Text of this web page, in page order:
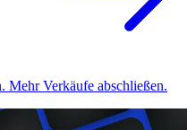
Mehr Verkäufe abschließen.